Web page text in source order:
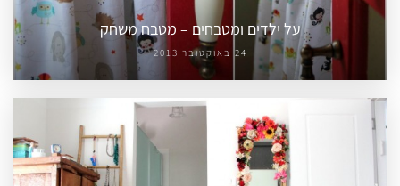
על ילדים ומטבחים – מטבח משחק
24 באוקטובר 2013